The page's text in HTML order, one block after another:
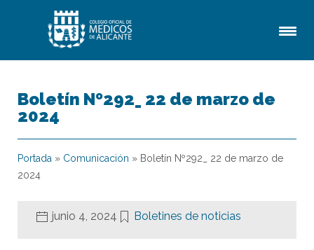
Boletín Nº292_ 22 de marzo de
2024
Portada » Comunicación » Boletín Nº292_ 22 de marzo de
2024
junio 4, 2024 Boletines de noticias